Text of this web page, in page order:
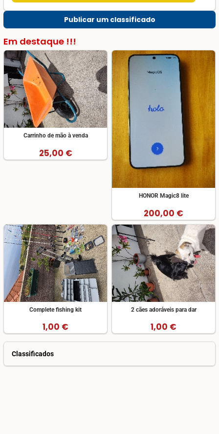
Publicar um classificado
Em destaque !!!
Carrinho de mão à venda
25,00 €
HONOR Magic8 lite
200,00 €
Complete fishing kit
1,00 €
2 cães adoráveis para dar
1,00 €
Classificados